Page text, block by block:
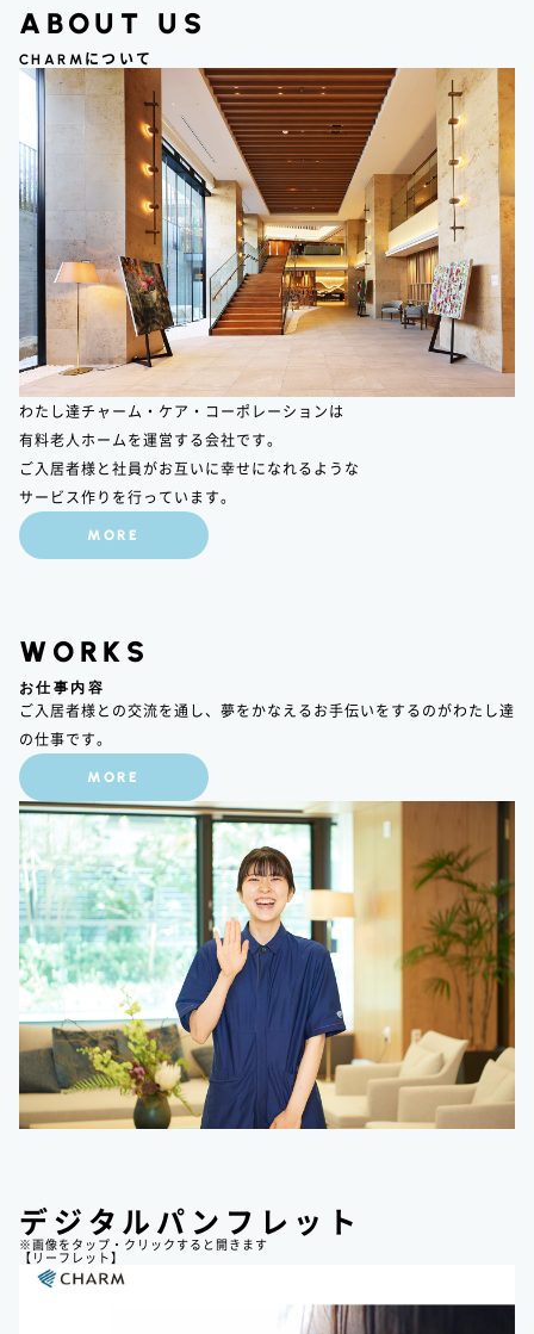
ABOUT US
CHARM について
わたし達チャーム・ケア・コーポレーションは
有料老人ホームを運営する会社です。
ご入居者様と社員がお互いに幸せになれるような
サービス作りを行っています。
MORE
WORKS
お仕事内容
ご入居者様との交流を通し、夢をかなえるお手伝いをするのがわたし達
の仕事です。
MORE
デジタルパンフレット
※画像をタップ・クリックすると開きます
【リーフレット】